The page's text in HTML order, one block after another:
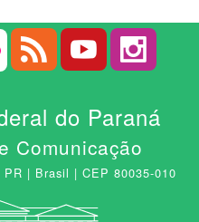
do Paraná
Comunicação
| Brasil | CEP 80035-010